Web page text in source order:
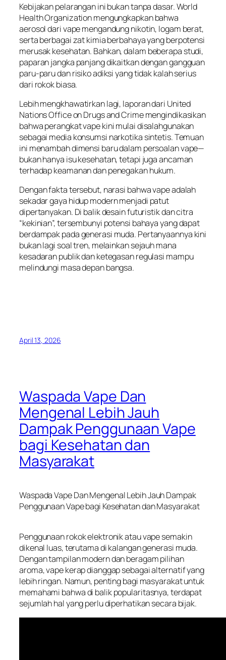
Kebijakan pelarangan ini bukan tanpa dasar. World
Health Organization mengungkapkan bahwa
aerosol dari vape mengandung nikotin, logam berat,
serta berbagai zat kimia berbahaya yang berpotensi
merusak kesehatan. Bahkan, dalam beberapa studi,
paparan jangka panjang dikaitkan dengan gangguan
paru-paru dan risiko adiksi yang tidak kalah serius
dari rokok biasa.
Lebih mengkhawatirkan lagi, laporan dari United
Nations Office on Drugs and Crime mengindikasikan
bahwa perangkat vape kini mulai disalahgunakan
sebagai media konsumsi narkotika sintetis. Temuan
ini menambah dimensi baru dalam persoalan vape—
bukan hanya isu kesehatan, tetapi juga ancaman
terhadap keamanan dan penegakan hukum.
Dengan fakta tersebut, narasi bahwa vape adalah
sekadar gaya hidup modern menjadi patut
dipertanyakan. Di balik desain futuristik dan citra
“kekinian”, tersembunyi potensi bahaya yang dapat
berdampak pada generasi muda. Pertanyaannya kini
bukan lagi soal tren, melainkan sejauh mana
kesadaran publik dan ketegasan regulasi mampu
melindungi masa depan bangsa.
April 13, 2026
Waspada Vape Dan
Mengenal Lebih Jauh
Dampak Penggunaan Vape
bagi Kesehatan dan
Masyarakat
Waspada Vape Dan Mengenal Lebih Jauh Dampak
Penggunaan Vape bagi Kesehatan dan Masyarakat
Penggunaan rokok elektronik atau vape semakin
dikenal luas, terutama di kalangan generasi muda.
Dengan tampilan modern dan beragam pilihan
aroma, vape kerap dianggap sebagai alternatif yang
lebih ringan. Namun, penting bagi masyarakat untuk
memahami bahwa di balik popularitasnya, terdapat
sejumlah hal yang perlu diperhatikan secara bijak.